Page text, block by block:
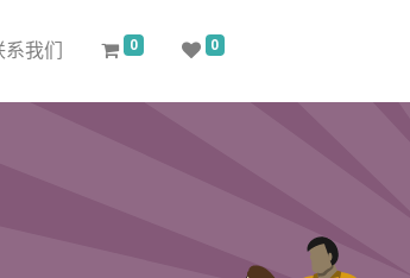
系我们 0 0